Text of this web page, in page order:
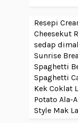
Resepi
Cheesekut
sedap
Sunrise
Spaghetti
Spaghetti
Kek Coklat
Potato Ala-
Style Mak